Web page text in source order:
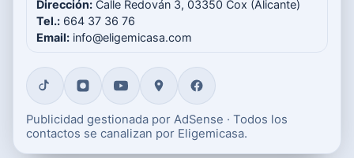
Dirección: Calle Redován 3, 03350 Cox (Alicante)
Tel.: 664 37 36 76
Email: info@eligemicasa.com
Publicidad gestionada por AdSense · Todos los
contactos se canalizan por Eligemicasa.